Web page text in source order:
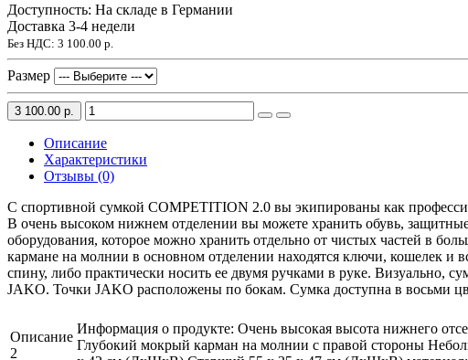
Доступность: На складе в Германии
Доставка 3-4 недели
Без НДС: 3 100.00 р.
Размер
3 100.00 р.
Описание
Характеристики
Отзывы (0)
С спортивной сумкой COMPETITION 2.0 вы экипированы как
В очень высоком нижнем отделении вы можете хранить обувь,
оборудования, которое можно хранить отдельно от чистых частей в
кармане на молнии в основном отделении находятся ключи, кошелек
спину, либо практически носить ее двумя ручками в руке.
JAKO. Точки JAKO расположены по бокам. Сумка доступна в восьми
Описание
2
Информация о продукте: Очень высокая высота нижнего
Глубокий мокрый карман на молнии с правой стороны